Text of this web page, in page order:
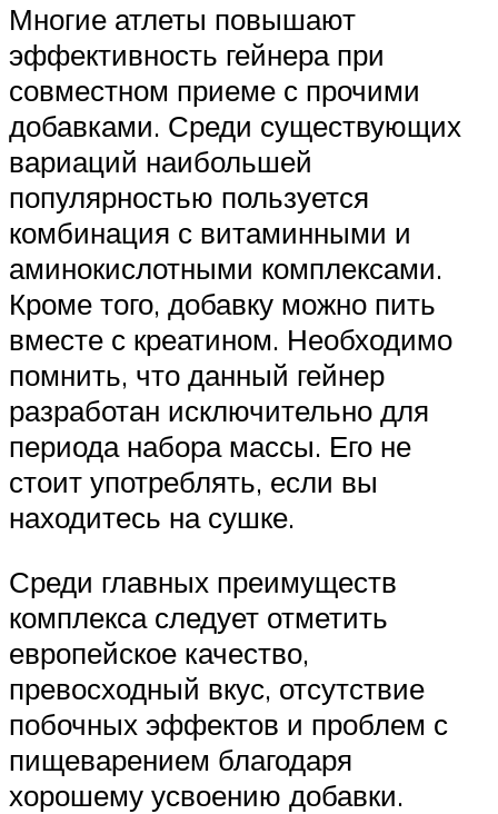
Многие атлеты повышают
эффективность гейнера при
совместном приеме с прочими
добавками. Среди существующих
вариаций наибольшей
популярностью пользуется
комбинация с витаминными и
аминокислотными комплексами.
Кроме того, добавку можно пить
вместе с креатином. Необходимо
помнить, что данный гейнер
разработан исключительно для
периода набора массы. Его не
стоит употреблять, если вы
находитесь на сушке.
Среди главных преимуществ
комплекса следует отметить
европейское качество,
превосходный вкус, отсутствие
побочных эффектов и проблем с
пищеварением благодаря
хорошему усвоению добавки.